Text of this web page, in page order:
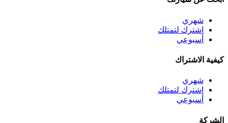
شهري
اشترك لتمتلك
أسبوعي
كيفية الاشتراك
شهري
اشترك لتمتلك
أسبوعي
الشركة